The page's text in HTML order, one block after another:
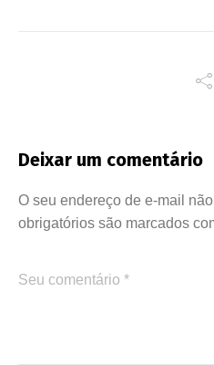
Deixar um comentário
O seu endereço de e-mail
obrigatórios são marcados